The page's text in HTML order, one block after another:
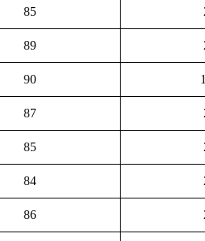
85
89
90
87
85
84
86